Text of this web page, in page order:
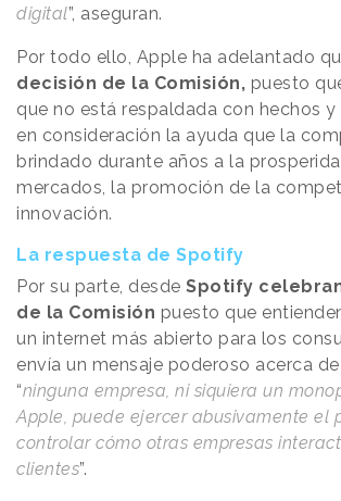
digital”, aseguran.
Por todo ello, Apple ha adelantado
decisión de la Comisión, puesto
que no está respaldada con hechos
en consideración la ayuda que la
brindado durante años a la
mercados, la promoción de la
innovación.
La respuesta de Spotify
Por su parte, desde Spotify
de la Comisión puesto que
un internet más abierto para los
envía un mensaje poderoso acerca
“ninguna empresa, ni siquiera un
Apple, puede ejercer abusivamente el
controlar cómo otras empresas
clientes”.